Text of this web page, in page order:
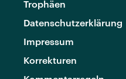
Trophäen
Datenschutzerklärung
Impressum
Korrekturen